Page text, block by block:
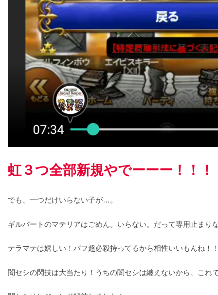
虹３つ全部新規やでーーー！！！
でも、一つだけいらない子が…。
ギルバートのマテリアはごめん。いらない。だって専用止まり
テラマテは嬉しい！バフ超必殺持ってるから相性いいもんね！
闇セシの閃技は大当たり！うちの闇セシは纏えないから、これ